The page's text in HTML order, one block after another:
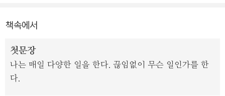
책속에서
첫문장
나는 매일 다양한 일을 한다. 끊임없이 무슨 일인가를 한
다.